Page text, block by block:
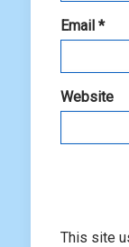
Email *
Website
This site